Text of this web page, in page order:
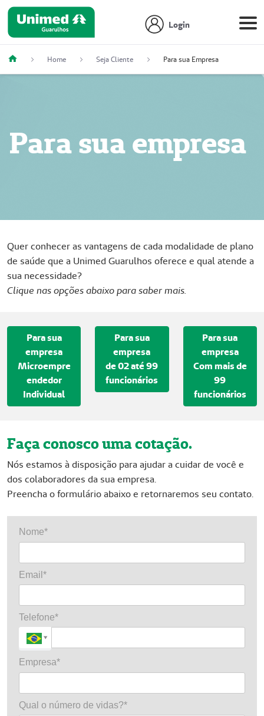
Login
Home Seja Cliente Para sua Empresa
Para sua empresa
Quer conhecer as vantagens de cada modalidade de plano
de saúde que a Unimed Guarulhos oferece e qual atende a
sua necessidade?
Clique nas opções abaixo para saber mais.
Para sua
empresa​​​​​​
​​​​​​​​Microempre​​​​​​​
endedor
Individual
Para sua
empresa
de 02 até 99
funcionários
Para sua
empresa
​​​​​​​​​​​​​​Com ma​​​​​​is de
99
funcionários
Faça conosco uma cotação.
Nós estamos à disposição para ajudar a cuidar de você e
dos colaboradores da sua empresa.
Preencha o formulário abaixo e retornaremos seu contato.
Nome*
Email*
Telefone*
Empresa*
Qual o número de vidas?*